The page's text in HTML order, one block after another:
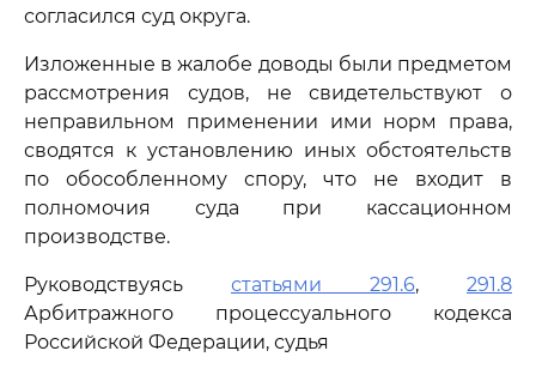
согласился суд округа.
Изложенные в жалобе доводы были предметом
рассмотрения судов, не свидетельствуют о
неправильном применении ими норм права,
сводятся к установлению иных обстоятельств
по обособленному спору, что не входит в
полномочия суда при кассационном
производстве.
Руководствуясь статьями 291.6, 291.8
Арбитражного процессуального кодекса
Российской Федерации, судья